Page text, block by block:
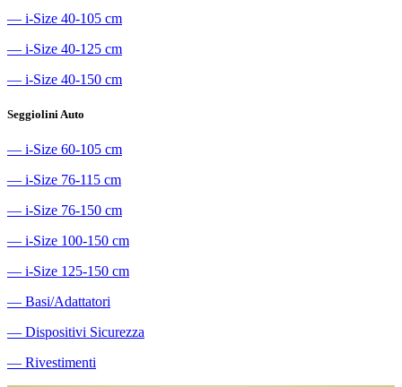
― i-Size 40-105 cm
― i-Size 40-125 cm
― i-Size 40-150 cm
Seggiolini Auto
― i-Size 60-105 cm
― i-Size 76-115 cm
― i-Size 76-150 cm
― i-Size 100-150 cm
― i-Size 125-150 cm
― Basi/Adattatori
― Dispositivi Sicurezza
― Rivestimenti